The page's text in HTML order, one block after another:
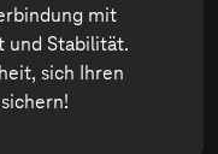
mit
und Stabilität.
sich Ihren